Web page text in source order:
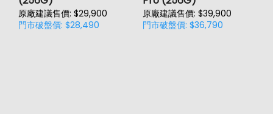
原廠建議售價: $29,900
門市破盤價: $28,490
原廠建議售價: $39,900
門市破盤價: $36,790